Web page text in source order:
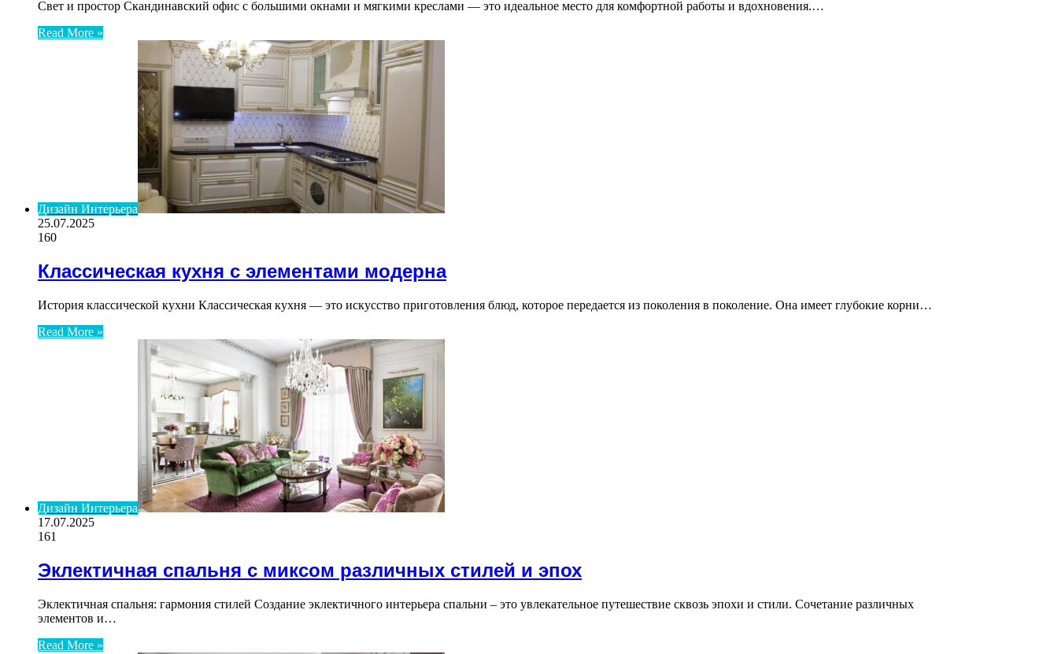
Свет и простор Скандинавский офис с большими окнами и мягкими креслами — это идеальное место для комфортной работы и вдохновения.…
Read More »
Дизайн Интерьера
25.07.2025
160
Классическая кухня с элементами модерна
История классической кухни Классическая кухня — это искусство приготовления блюд, которое передается из поколения в поколение. Она имеет глубокие корни…
Read More »
Дизайн Интерьера
17.07.2025
161
Эклектичная спальня с миксом различных стилей и эпох
Эклектичная спальня: гармония стилей Создание эклектичного интерьера спальни – это увлекательное путешествие сквозь эпохи и стили. Сочетание различных
элементов и…
Read More »